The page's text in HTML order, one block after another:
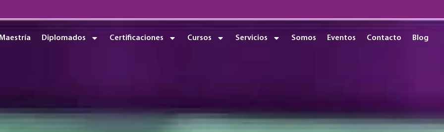
Diplomados Certificaciones Cursos Servicios Somos Eventos Contacto Blog